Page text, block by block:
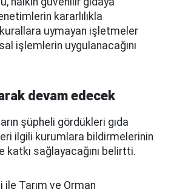
kararlılıkla
uymayan işletmeler
işlemlerin uygulanacağını
devam edecek
şüpheli gördükleri gıda
ilgili kurumlara bildirmelerinin
sağlayacağını belirtti.
ile Tarım ve Orman